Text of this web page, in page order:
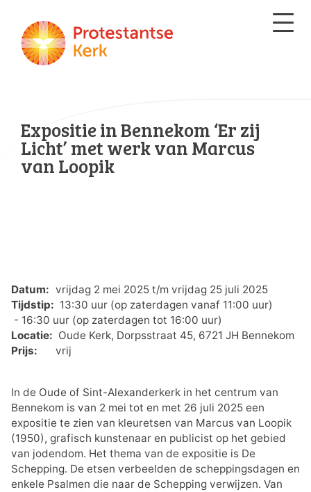
Expositie in Bennekom ‘Er zij
Licht’ met werk van Marcus
van Loopik
Datum: vrijdag 2 mei 2025 t/m vrijdag 25 juli 2025
Tijdstip: 13:30 uur (op zaterdagen vanaf 11:00 uur)
- 16:30 uur (op zaterdagen tot 16:00 uur)
Locatie: Oude Kerk, Dorpsstraat 45, 6721 JH Bennekom
Prijs:
vrij
In de Oude of Sint-Alexanderkerk in het centrum van
Bennekom is van 2 mei tot en met 26 juli 2025 een
expositie te zien van kleuretsen van Marcus van Loopik
(1950), grafisch kunstenaar en publicist op het gebied
van jodendom. Het thema van de expositie is De
Schepping. De etsen verbeelden de scheppingsdagen en
enkele Psalmen die naar de Schepping verwijzen. Van